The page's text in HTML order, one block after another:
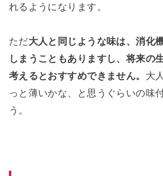
れるようになります。
ただ大人と同じような味は、消化
しまうこともありますし、将来の
考えるとおすすめできません。 大
っと薄いかな、と思うぐらいの味
う。